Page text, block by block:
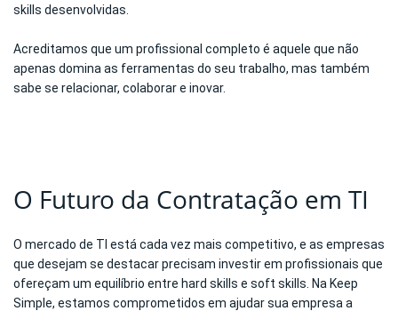
skills desenvolvidas.
Acreditamos que um profissional completo é aquele que não
apenas domina as ferramentas do seu trabalho, mas também
sabe se relacionar, colaborar e inovar.
O Futuro da Contratação em TI
O mercado de TI está cada vez mais competitivo, e as empresas
que desejam se destacar precisam investir em profissionais que
ofereçam um equilíbrio entre hard skills e soft skills. Na Keep
Simple, estamos comprometidos em ajudar sua empresa a